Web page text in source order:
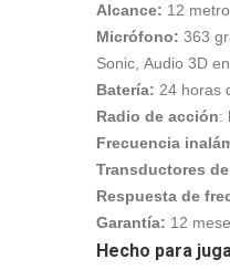
Alcance: 12
Micrófono: 363
Sonic, Audio 3D
Batería: 24 horas
Radio de acción:
Frecuencia
Transductores
Respuesta de
Garantía: 12
Hecho para